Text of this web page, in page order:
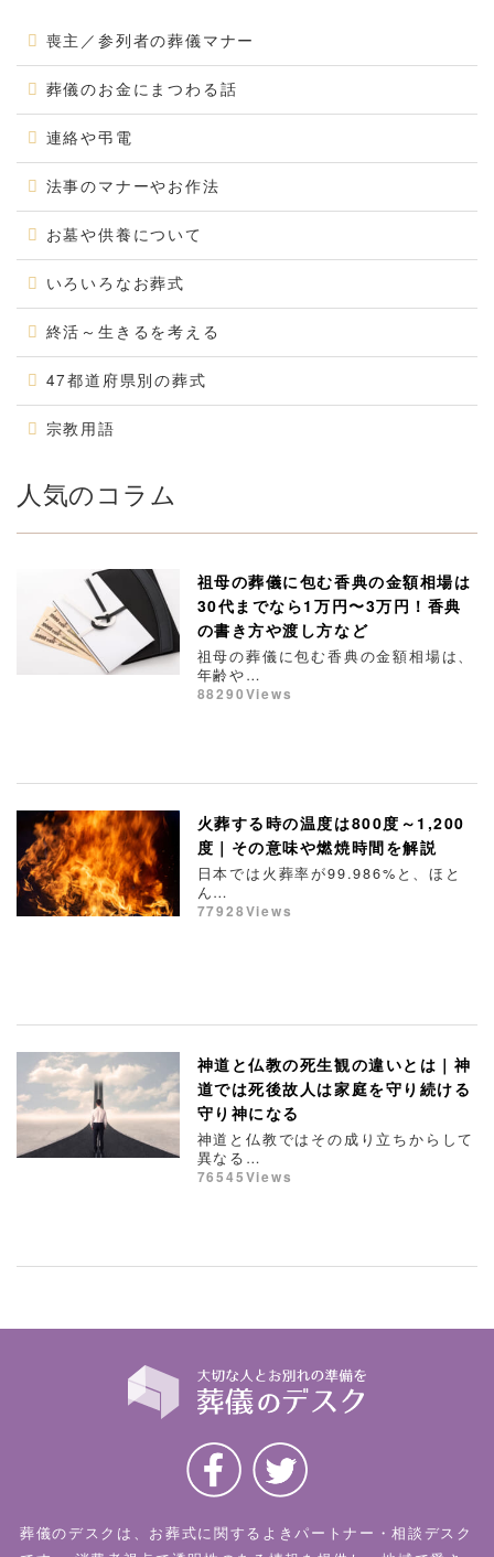
喪主／参列者の葬儀マナー
葬儀のお金にまつわる話
連絡や弔電
法事のマナーやお作法
お墓や供養について
いろいろなお葬式
終活～生きるを考える
47都道府県別の葬式
宗教用語
人気のコラム
祖母の葬儀に包む香典の金額相場は
30代までなら1万円〜3万円！香典
の書き方や渡し方など
祖母の葬儀に包む香典の金額相場は、
年齢や…
88290Views
火葬する時の温度は800度～1,200
度｜その意味や燃焼時間を解説
日本では火葬率が99.986%と、ほと
ん…
77928Views
神道と仏教の死生観の違いとは｜神
道では死後故人は家庭を守り続ける
守り神になる
神道と仏教ではその成り立ちからして
異なる…
76545Views
葬儀のデスクは、お葬式に関するよきパートナー・相談デスク